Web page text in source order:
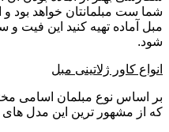
شما ست مبلمانتان خواهد بود و
مبل آماده تهیه کنید این
شود.
انواع کاور ژلاتینی مبل
بر اساس نوع مبلمان اسامی
که از مشهور ترین این مدل های